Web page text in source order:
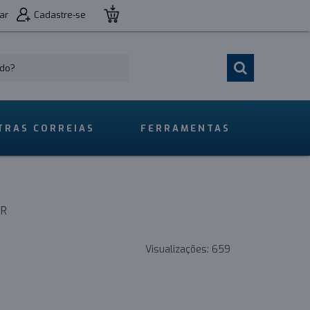
Cadastre-se
CORREIAS FERRAMENTAS
Visualizações: 659